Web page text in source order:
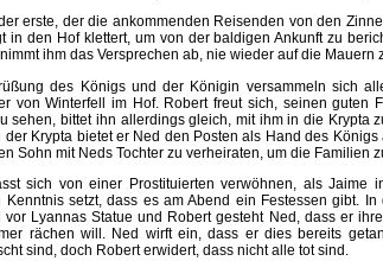
erste, der die ankommenden Reisenden von den
in den Hof klettert, um von der baldigen Ankunft zu
ihm das Versprechen ab, nie wieder auf die Mauern
des Königs und der Königin versammeln sich
von Winterfell im Hof. Robert freut sich, seinen guten
sehen, bittet ihn allerdings gleich, mit ihm in die Krypta
der Krypta bietet er Ned den Posten als Hand des
Sohn mit Neds Tochter zu verheiraten, um die Familien
sich von einer Prostituierten verwöhnen, als Jaime
Kenntnis setzt, dass es am Abend ein Festessen gibt.
vor Lyannas Statue und Robert gesteht Ned, dass er
rächen will. Ned wirft ein, dass er dies bereits
sind, doch Robert erwidert, dass nicht alle tot sind.